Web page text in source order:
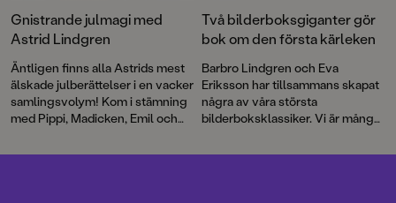
Gnistrande julmagi med
Astrid Lindgren
Äntligen finns alla Astrids mest
älskade julberättelser i en vacker
samlingsvolym! Kom i stämning
med Pippi, Madicken, Emil och
Boken är lite av en smällkaramell
Två bilderboksgiganter gör
bok om den första kärleken
Barbro Lindgren och Eva
Eriksson har tillsammans skapat
några av våra största
bilderboksklassiker. Vi är många
den vilda bebins äventyr och